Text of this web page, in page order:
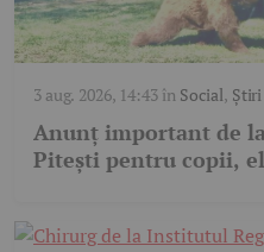
3 aug. 2026, 14:43în Social, Știri
Anunț important de
Pitești pentru copii,